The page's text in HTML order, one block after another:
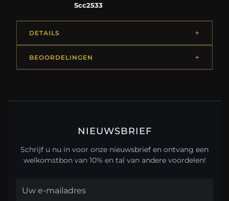
Scc2533
DETAILS
BEOORDELINGEN
NIEUWSBRIEF
Schrijf u nu in voor onze nieuwsbrief en ontvang een
welkomstbon van 10% en tal van andere voordelen!